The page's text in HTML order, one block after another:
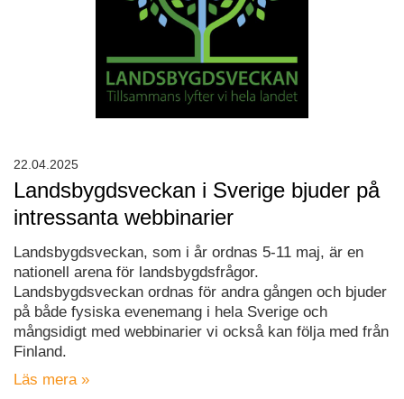
Landsbygdsveckan i Sverige bjuder på
intressanta webbinarier
Landsbygdsveckan, som i år ordnas 5-11 maj, är en
nationell arena för landsbygdsfrågor.
Landsbygdsveckan ordnas för andra gången och bjuder
på både fysiska evenemang i hela Sverige och
mångsidigt med webbinarier vi också kan följa med från
Finland.
Läs mera »
22.04.2025